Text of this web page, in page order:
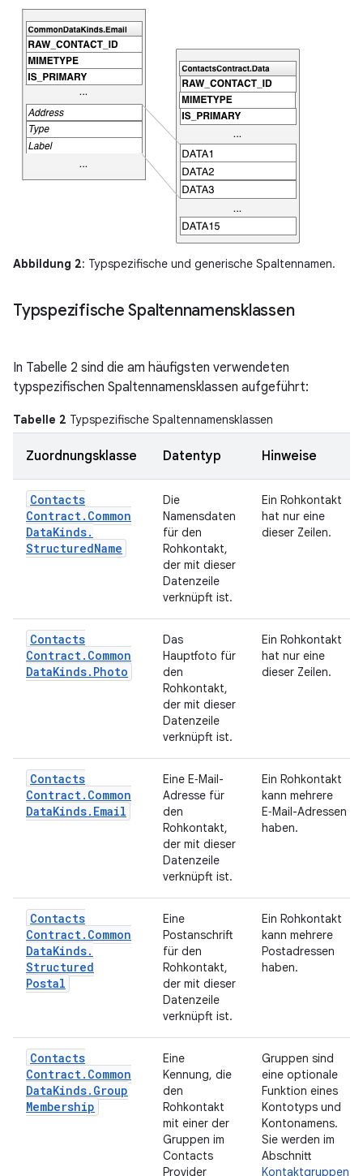
Abbildung 2: Typspezifische und generische Spaltennamen.
Typspezifische Spaltennamensklassen
In Tabelle 2 sind die am häufigsten verwendeten
typspezifischen Spaltennamensklassen aufgeführt:
Tabelle 2 Typspezifische Spaltennamensklassen
Zuordnungsklasse Datentyp Hinweise
Contacts
Contract. Common
DataKinds.
StructuredName
Die
Namensdaten
für den
Rohkontakt,
der mit dieser
Datenzeile
verknüpft ist.
Ein Rohkontakt
hat nur eine
dieser Zeilen.
Contacts
Contract. Common
DataKinds. Photo
Das
Hauptfoto für
den
Rohkontakt,
der mit dieser
Datenzeile
verknüpft ist.
Ein Rohkontakt
hat nur eine
dieser Zeilen.
Contacts
Contract. Common
DataKinds. Email
Eine E‑Mail-
Adresse für
den
Rohkontakt,
der mit dieser
Datenzeile
verknüpft ist.
Ein Rohkontakt
kann mehrere
E‑Mail-Adressen
haben.
Contacts
Contract. Common
DataKinds.
Structured
Postal
Eine
Postanschrift
für den
Rohkontakt,
der mit dieser
Datenzeile
verknüpft ist.
Ein Rohkontakt
kann mehrere
Postadressen
haben.
Contacts
Contract. Common
DataKinds. Group
Membership
Eine
Kennung, die
den
Rohkontakt
mit einer der
Gruppen im
Contacts
Provider
Gruppen sind
eine optionale
Funktion eines
Kontotyps und
Kontonamens.
Sie werden im
Abschnitt
Kontaktgruppen